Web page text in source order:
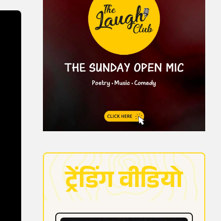
ट्रेंडिंग वीडियो